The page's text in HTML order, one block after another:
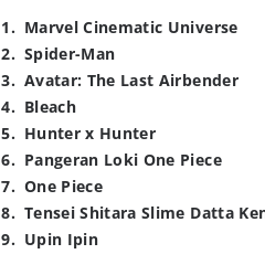
1. Marvel Cinematic Universe
2. Spider-Man
3. Avatar: The Last Airbender
4. Bleach
5. Hunter x Hunter
6. Pangeran Loki One Piece
7. One Piece
8. Tensei Shitara Slime Datta
9. Upin Ipin